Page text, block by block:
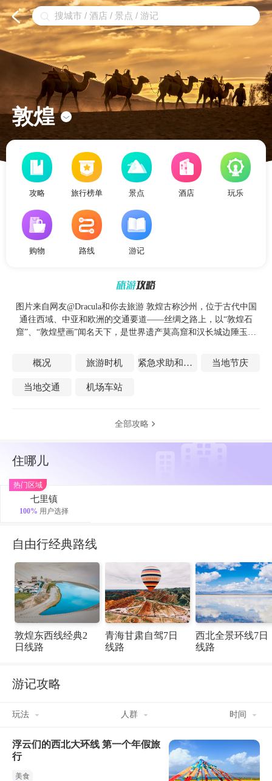
 
敦煌 
攻略 旅行榜单 景点 酒店 玩乐
购物 路线 游记
图片来自网友@Dracula和你去旅游 敦煌古称沙州，位于古代中国
通往西域、中亚和欧洲的交通要道——丝绸之路上，以“敦煌石
窟”、“敦煌壁画”闻名天下，是世界遗产莫高窟和汉长城边陲玉门
淀傲然于世，大漠与文明的火花，在这里，依然闪耀。
概况 旅游时机 紧急求助和医疗 当地节庆
当地交通 机场车站
全部攻略 
住哪儿
热门区域
七里镇
100% 用户选择
自由行经典路线
敦煌东西线经典2
日线路
青海甘肃自驾7日
线路
西北全景环线7日
线路
游记攻略
玩法 人群 时间
浮云们的西北大环线 第一个年假旅
行
美食